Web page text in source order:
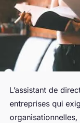
L’assistant de
entreprises qui